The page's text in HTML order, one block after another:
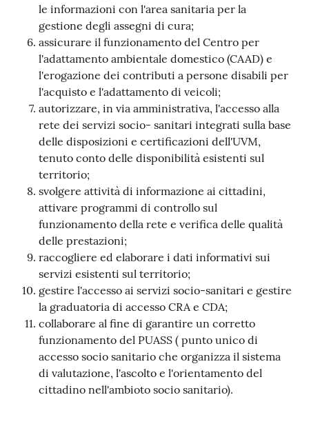
le informazioni con l'area sanitaria per la
gestione degli assegni di cura;
assicurare il funzionamento del Centro per
l'adattamento ambientale domestico (CAAD) e
l'erogazione dei contributi a persone disabili per
l'acquisto e l'adattamento di veicoli;
autorizzare, in via amministrativa, l'accesso alla
rete dei servizi socio- sanitari integrati sulla base
delle disposizioni e certificazioni dell'UVM,
tenuto conto delle disponibilità esistenti sul
territorio;
svolgere attività di informazione ai cittadini,
attivare programmi di controllo sul
funzionamento della rete e verifica delle qualità
delle prestazioni;
raccogliere ed elaborare i dati informativi sui
servizi esistenti sul territorio;
gestire l'accesso ai servizi socio-sanitari e gestire
la graduatoria di accesso CRA e CDA;
collaborare al fine di garantire un corretto
funzionamento del PUASS ( punto unico di
accesso socio sanitario che organizza il sistema
di valutazione, l'ascolto e l'orientamento del
cittadino nell'ambioto socio sanitario).